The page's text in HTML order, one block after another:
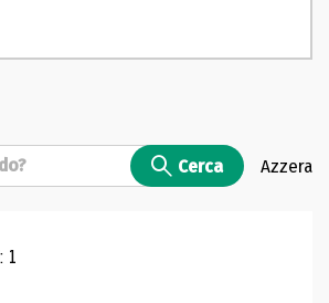
Cerca Azzera
ricerca
1